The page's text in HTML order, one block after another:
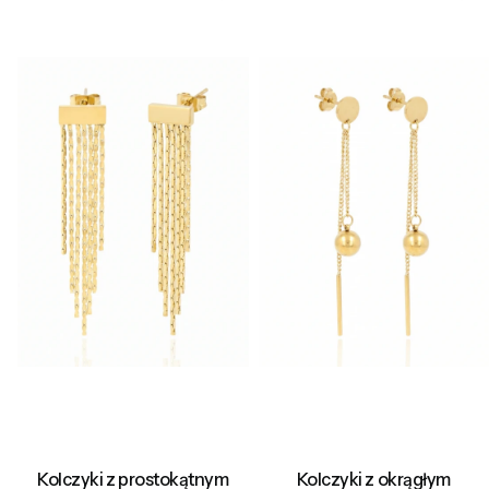
Kolczyki z prostokątnym
Kolczyki z okrągłym